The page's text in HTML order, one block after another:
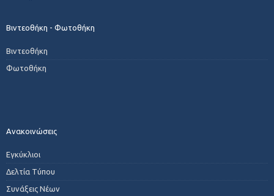
Βιντεοθήκη - Φωτοθήκη
Βιντεοθήκη
Φωτοθήκη
Ανακοινώσεις
Εγκύκλιοι
Δελτία Τύπου
Συνάξεις Νέων